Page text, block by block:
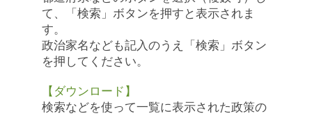
て、「検索」ボタンを押すと表示されま
す。
政治家名なども記入のうえ「検索」ボタン
を押してください。
【ダウンロード】
検索などを使って一覧に表示された政策の